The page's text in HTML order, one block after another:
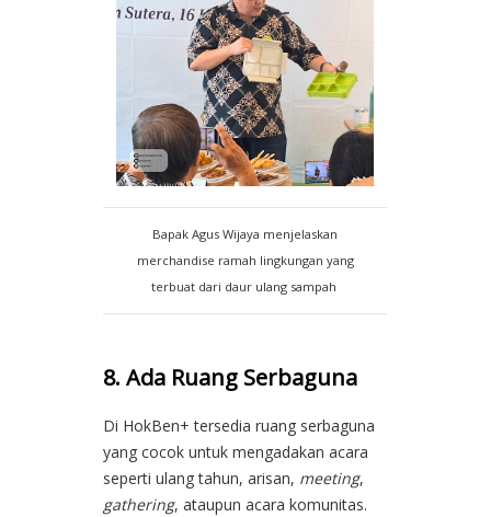
Bapak Agus Wijaya menjelaskan
merchandise ramah lingkungan yang
terbuat dari daur ulang sampah
8. Ada Ruang Serbaguna
Di HokBen+ tersedia ruang serbaguna
yang cocok untuk mengadakan acara
seperti ulang tahun, arisan, meeting,
gathering, ataupun acara komunitas.